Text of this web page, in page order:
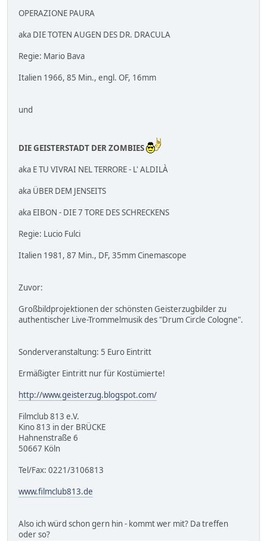
OPERAZIONE PAURA
aka DIE TOTEN AUGEN DES DR. DRACULA
Regie: Mario Bava
Italien 1966, 85 Min., engl. OF, 16mm
und
DIE GEISTERSTADT DER ZOMBIES
aka E TU VIVRAI NEL TERRORE - L' ALDILÀ
aka ÜBER DEM JENSEITS
aka EIBON - DIE 7 TORE DES SCHRECKENS
Regie: Lucio Fulci
Italien 1981, 87 Min., DF, 35mm Cinemascope
Zuvor:
Großbildprojektionen der schönsten Geisterzugbilder zu
authentischer Live-Trommelmusik des "Drum Circle Cologne".
Sonderveranstaltung: 5 Euro Eintritt
Ermäßigter Eintritt nur für Kostümierte!
http://www.geisterzug.blogspot.com/
Filmclub 813 e.V.
Kino 813 in der BRÜCKE
Hahnenstraße 6
50667 Köln
Tel/Fax: 0221/3106813
www.filmclub813.de
Also ich würd schon gern hin - kommt wer mit? Da treffen
oder so?